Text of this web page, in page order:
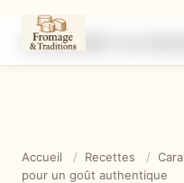
Accueil / Recettes /
pour un goût authentique